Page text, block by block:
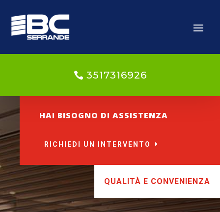
3517316926
HAI BISOGNO DI ASSISTENZA
RICHIEDI UN INTERVENTO
QUALITÀ E CONVENIENZA